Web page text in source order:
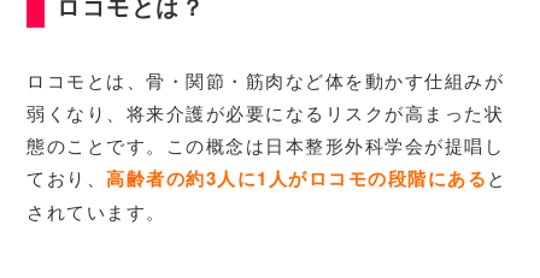
ロコモとは？
ロコモとは、骨・関節・筋肉など体を動かす仕組みが
弱くなり、将来介護が必要になるリスクが高まった状
態のことです。この概念は日本整形外科学会が提唱し
ており、高齢者の約3人に1人がロコモの段階にあると
されています。